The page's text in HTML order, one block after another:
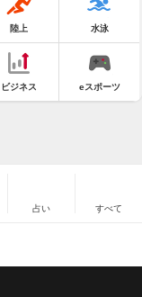
陸上 水泳
ビジネス eスポーツ
占い すべて